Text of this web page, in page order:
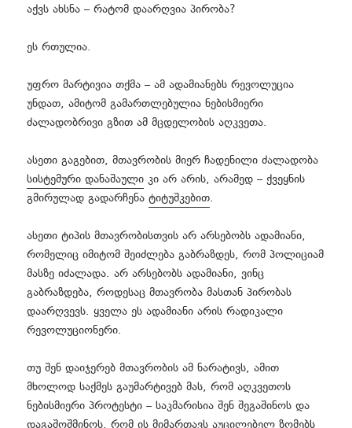
აქვს ახსნა – რატომ დაარღვია პირობა?
ეს რთულია.
უფრო მარტივია თქმა – ამ ადამიანებს რევოლუცია
უნდათ, ამიტომ გამართლებულია ნებისმიერი
ძალადობრივი გზით ამ მცდელობის აღკვეთა.
ასეთი გაგებით, მთავრობის მიერ ჩადენილი ძალადობა
სისტემური დანაშაული კი არ არის, არამედ – ქვეყნის
გმირულად გადარჩენატიტუშკებით.
ასეთი ტიპის მთავრობისთვის არ არსებობს ადამიანი,
რომელიც იმიტომ შეიძლება გაბრაზდეს, რომ პოლიციამ
მასზე იძალადა. არ არსებობს ადამიანი, ვინც
გაბრაზდება, როდესაც მთავრობა მასთან პირობას
დაარღვევს. ყველა ეს ადამიანი არის რადიკალი
რევოლუციონერი.
თუ შენ დაიჯერებ მთავრობის ამ ნარატივს, ამით
მხოლოდ საქმეს გაუმარტივებ მას, რომ აღკვეთოს
ნებისმიერი პროტესტი – საკმარისია შენ შეგაშინოს და